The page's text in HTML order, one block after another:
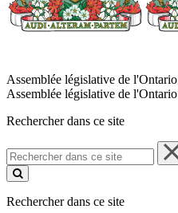
Assemblée législative de l'Ontario
Assemblée législative de l'Ontario
Rechercher dans ce site
Rechercher
dans
ce
Rechercher dans ce site